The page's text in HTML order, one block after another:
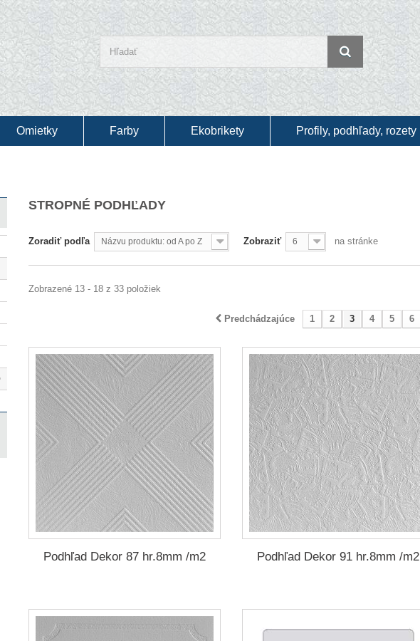
Omietky Farby Ekobrikety Profily, podhľady, rozety
STROPNÉ PODHĽADY
Zoradiť podľa Názvu produktu: od A po Z Zobraziť 6 na stránke
Predchádzajúce 1 2 3 4 5 6
Zobrazené 13 - 18 z 33 položiek
Podhľad Dekor 87 hr.8mm /m2 Podhľad Dekor 91 hr.8mm /m2